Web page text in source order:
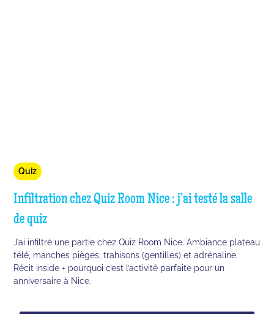
Quiz
Infiltration chez Quiz Room Nice : j’ai testé la salle
de quiz
J’ai infiltré une partie chez Quiz Room Nice. Ambiance plateau
télé, manches pièges, trahisons (gentilles) et adrénaline.
Récit inside + pourquoi c’est l’activité parfaite pour un
anniversaire à Nice.